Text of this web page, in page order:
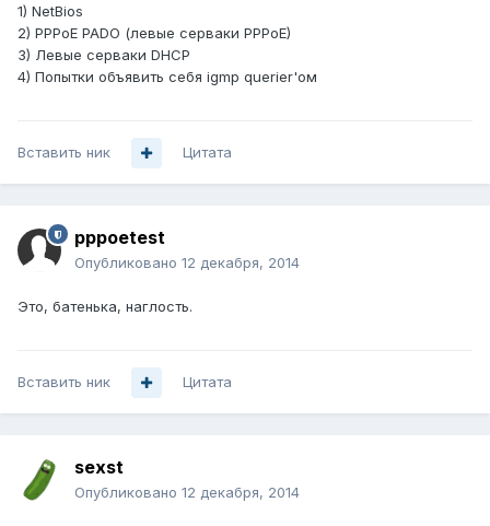
1) NetBios
2) PPPoE PADO (левые серваки PPPoE)
3) Левые серваки DHCP
4) Попытки объявить себя igmp querier'ом
Вставить ник Цитата
pppoetest
Опубликовано 12 декабря, 2014
Это, батенька, наглость.
Вставить ник Цитата
sexst
Опубликовано 12 декабря, 2014